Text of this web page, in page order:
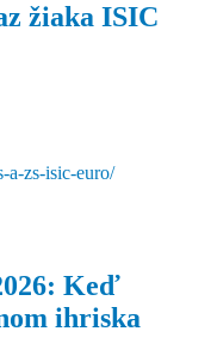
žiaka ISIC
a-zs-isic-euro/
Keď
ihriska